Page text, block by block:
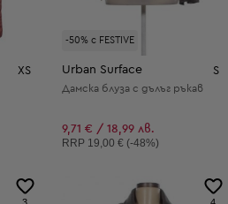
XS
-50% с FESTIVE
Urban Surface S
Дамска блуза с дълъг ръкав
9,71 € / 18,99 лв.
Препоръчителна цена:
RRP 19,00 € (-48%)